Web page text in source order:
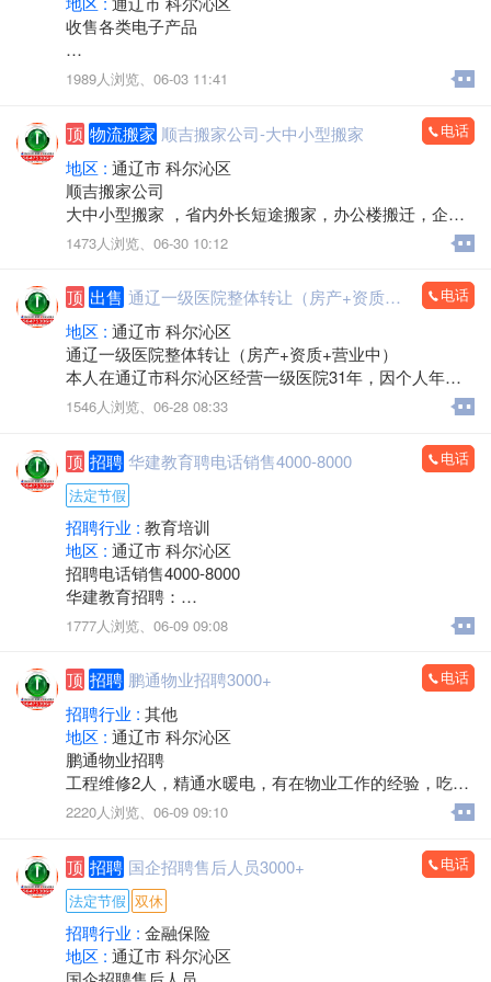
收售各类电子产品
手机，电脑，平板，笔记本，数码产品，手机专卖，组
上门服务
欢迎来电：15560888853（微信同步）
1989人浏览、 06-03 11:41
顶 物流搬家 顺吉搬家公司-大中小型搬家 电话
地区 : 通辽市 科尔沁区
顺吉搬家公司
大中小型搬家 ，省内外长短途搬家，办公楼搬迁，企事
业单位搬迁，搬厂，门店搬家，超市商场搬家，出租拉
货 大型设备起重 ，吊装，吊运，专业抬钢琴，鱼缸搬
运，专业拆装家具，空调安装移机，上下楼搬运。
承接各种零活，装卸各种货物，通辽市，各区，各省 各
县，乡镇，出租拉货，运输各种货物，配有厢式货车，
微型小汽车 三轮电动车， 居民生活等一系列服务。
价格不高，包您满意，专业的团队，职业的工人师傅竭
诚为您和家人服务！您的满意是顺吉搬家毕生的追求！
全心全意为家庭服务的专业团队，24小时为您服务！
联系电话：15771572345微信同步，可开发票
1473人浏览、 06-30 10:12
顶 出售 通辽一级医院整体转让（房产+资质+营业中） 电话
地区 : 通辽市 科尔沁区
通辽一级医院整体转让（房产+资质+营业中）
本人在通辽市科尔沁区经营一级医院31年，因个人年龄
原因，不再担任法人，现将医院房产及经营权整体出
医院位置优越，位于新建大街批发城南门对面，临街位
置，客源稳定。
建筑面积：1-2楼700余平方米，地下室300余平方米，布
局合理。
医院资质齐全，各类证件有效，目前正常营业，现金流
充裕，持续盈利，口碑良好，老客户稳定。
转让包含：房产+一级医院资质+现有运营业务，接手即
可正常经营，可协助办理法人变更及相关手续。
诚意转让，价格面议，中介、非诚勿扰。
1546人浏览、 06-28 08:33
顶 招聘 华建教育聘电话销售4000-8000
电话
法定节假
招聘行业 : 教育培训
地区 : 通辽市 科尔沁区
招聘电话销售4000-8000
华建教育招聘：
负责线上、线下课程的销售和服务
主营项目：
执业兽医师、执业药师、二级建造师、中专、大专和本
科学历提升
有无经验都可，有销冠老师带
上班时间：
8点30-12点，下午2点30-6点
每周休息一天
法定节假日休息
过年半个月休息
待遇：保底+绩效提成+团队提成+个人分成+各种福利、
年收入5-8万左右
电话微信同号：18947357031张老师(如需咨询，请在上
班时间拨打)
华建教育
1777人浏览、 06-09 09:08
顶 招聘 鹏通物业招聘3000+ 电话
招聘行业 : 其他
地区 : 通辽市 科尔沁区
鹏通物业招聘
工程维修2人，精通水暖电，有在物业工作的经验，吃苦
耐劳，年龄58周岁以下，带证。
工资待遇：3000-4000元四天公休，节假日串休。
联系电话：15334921717
2220人浏览、 06-09 09:10
顶 招聘 国企招聘售后人员3000+
电话
法定节假 双休
招聘行业 : 金融保险
地区 : 通辽市 科尔沁区